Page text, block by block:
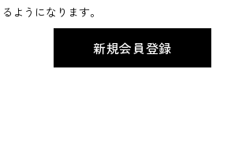
ようになります。